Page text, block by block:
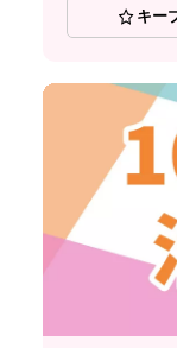
キー